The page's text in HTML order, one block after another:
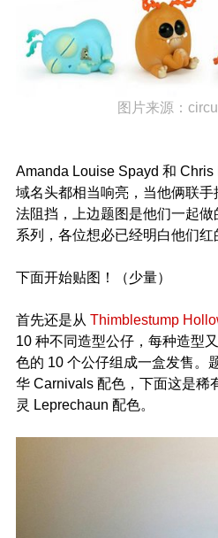
图片来源：
Amanda Louise Spayd 和
域名头都相当响亮，当他俩联
法阻挡，上边题图是他们一起
系列，各位想必已经明白他们红
下面开始贴图！（少量）
首先还是从 Thimblestump
10 种不同造型公仔，每种造型
色的 10 个公仔组成一盒发售。
华 Carnivals 配色，下面这是稀
灵 Leprechaun 配色。